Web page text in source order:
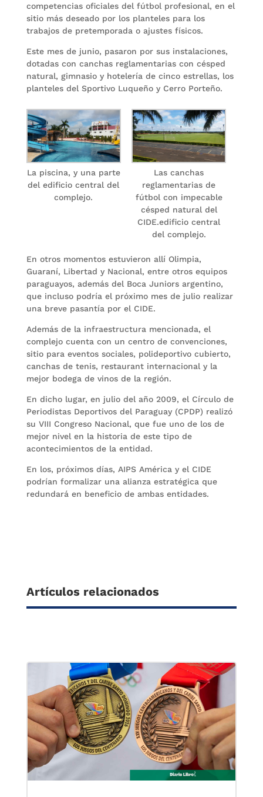
competencias oficiales del fútbol profesional, en el
sitio más deseado por los planteles para los
trabajos de pretemporada o ajustes físicos.
Este mes de junio, pasaron por sus instalaciones,
dotadas con canchas reglamentarias con césped
natural, gimnasio y hotelería de cinco estrellas, los
planteles del Sportivo Luqueño y Cerro Porteño.
La piscina, y una parte
del edificio central del
complejo.
Las canchas
reglamentarias de
fútbol con impecable
césped natural del
CIDE.edificio central
del complejo.
En otros momentos estuvieron allí Olimpia,
Guaraní, Libertad y Nacional, entre otros equipos
paraguayos, además del Boca Juniors argentino,
que incluso podría el próximo mes de julio realizar
una breve pasantía por el CIDE.
Además de la infraestructura mencionada, el
complejo cuenta con un centro de convenciones,
sitio para eventos sociales, polideportivo cubierto,
canchas de tenis, restaurant internacional y la
mejor bodega de vinos de la región.
En dicho lugar, en julio del año 2009, el Círculo de
Periodistas Deportivos del Paraguay (CPDP) realizó
su VIII Congreso Nacional, que fue uno de los de
mejor nivel en la historia de este tipo de
acontecimientos de la entidad.
En los, próximos días, AIPS América y el CIDE
podrían formalizar una alianza estratégica que
redundará en beneficio de ambas entidades.
Artículos relacionados